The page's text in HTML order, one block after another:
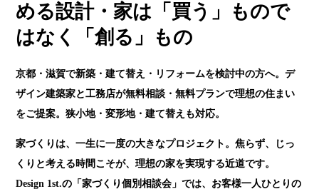
める設計・家は「買う」もので
はなく「創る」もの
京都・滋賀で新築・建て替え・リフォームを検討中の方へ。デ
ザイン建築家と工務店が無料相談・無料プランで理想の住まい
をご提案。狭小地・変形地・建て替えも対応。
家づくりは、一生に一度の大きなプロジェクト。焦らず、じっ
くりと考える時間こそが、理想の家を実現する近道です。
Design 1st.の「家づくり個別相談会」では、お客様一人ひとりの